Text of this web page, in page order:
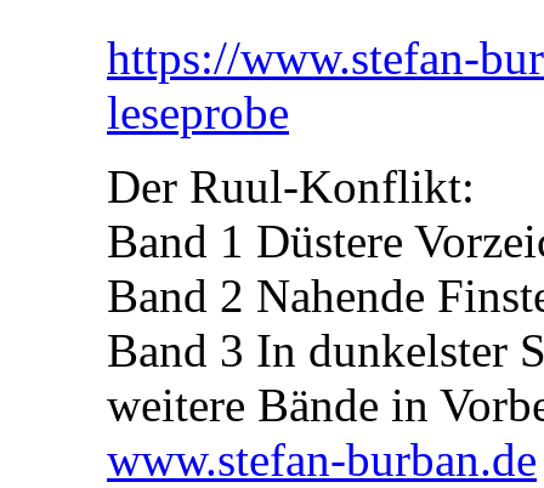
https://www.stefan-
leseprobe
Der Ruul-Konflikt:
Band 1 Düstere
Band 2 Nahende
Band 3 In dunkelster
weitere Bände in
www.stefan-burban.de